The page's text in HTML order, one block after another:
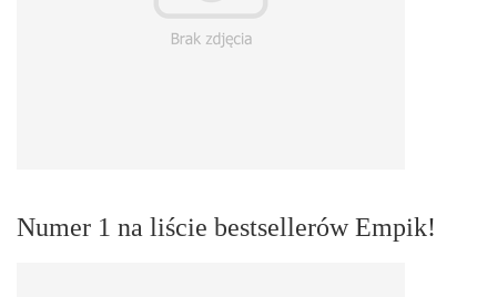
Numer 1 na liście bestsellerów Empik!